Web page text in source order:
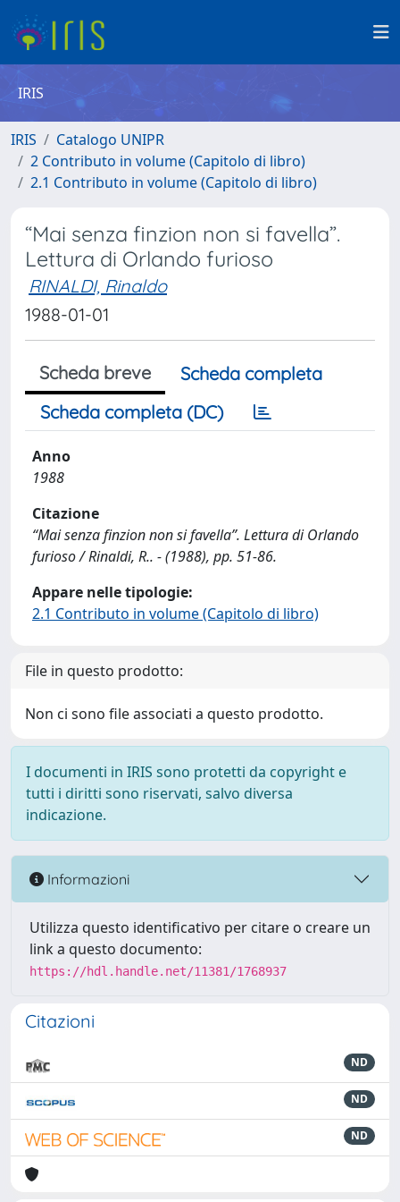
IRIS
IRIS
Catalogo UNIPR
2 Contributo in volume (Capitolo di libro)
2.1 Contributo in volume (Capitolo di libro)
“Mai senza finzion non si favella”.
Lettura di Orlando furioso
RINALDI, Rinaldo
1988-01-01
Scheda breve
Scheda completa
Scheda completa (DC)
Anno
1988
Citazione
“Mai senza finzion non si favella”. Lettura di Orlando
furioso / Rinaldi, R.. - (1988), pp. 51-86.
Appare nelle tipologie:
2.1 Contributo in volume (Capitolo di libro)
File in questo prodotto:
Non ci sono file associati a questo prodotto.
I documenti in IRIS sono protetti da copyright e
tutti i diritti sono riservati, salvo diversa
indicazione.
Informazioni
Utilizza questo identificativo per citare o creare un
link a questo documento:
https://hdl.handle.net/11381/1768937
Citazioni
ND
ND
ND